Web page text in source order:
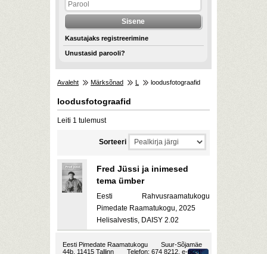
Kasutajaks registreerimine
Unustasid parooli?
Avaleht Märksõnad L loodusfotograafid
loodusfotograafid
Leiti 1 tulemust
Sorteeri
Fred Jüssi ja inimesed
tema ümber
Eesti Rahvusraamatukogu
Pimedate Raamatukogu, 2025
Helisalvestis, DAISY 2.02
Eesti Pimedate Raamatukogu
Suur-Sõjamäe
44b, 11415 Tallinn
Telefon: 674 8212, e-post: